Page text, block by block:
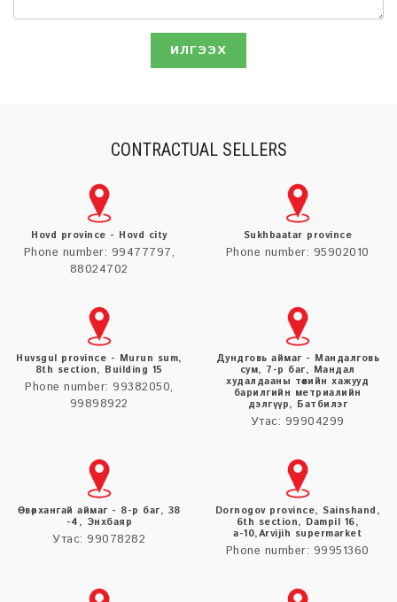
ИЛГЭЭХ
CONTRACTUAL SELLERS
Hovd province - Hovd city
Phone number: 99477797,
88024702
Sukhbaatar province
Phone number: 95902010
Huvsgul province - Murun sum,
8th section, Building 15
Phone number: 99382050,
99898922
Дундговь аймаг - Мандалговь
сум, 7-р баг, Мандал
худалдааны төвийн хажууд
барилгийн мeтриалийн
дэлгүүр, Батбилэг
Утас: 99904299
Өвөрхангай аймаг - 8-р баг, 38
-4, Энхбаяр
Утас: 99078282
Dornogov province, Sainshand,
6th section, Dampil 16,
а-10,Arvijih supermarket
Phone number: 99951360